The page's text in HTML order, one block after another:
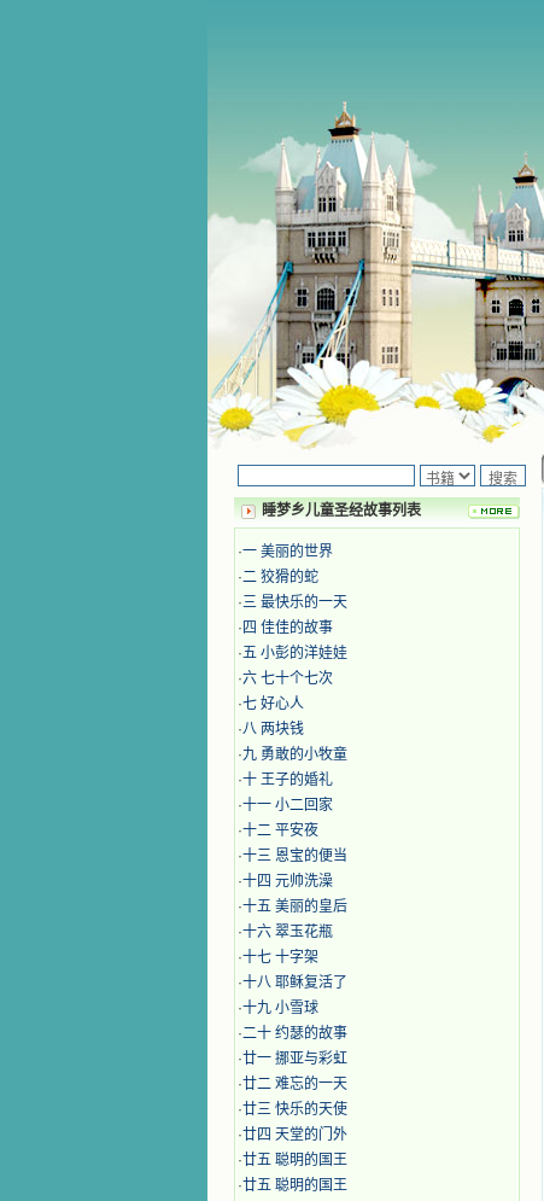
睡梦乡儿童圣经故事列表
·一 美丽的世界
·二 狡猾的蛇
·三 最快乐的一天
· 四 佳佳的故事
·五 小彭的洋娃娃
·六 七十个七次
·七 好心人
·八 两块钱
·九 勇敢的小牧童
·十 王子的婚礼
·十一 小二回家
·十二 平安夜
·十三 恩宝的便当
·十四 元帅洗澡
·十五 美丽的皇后
·十六 翠玉花瓶
·十七 十字架
·十八 耶稣复活了
·十九 小雪球
·二十 约瑟的故事
·廿一 挪亚与彩虹
·廿二 难忘的一天
·廿三 快乐的天使
·廿四 天堂的门外
·廿五 聪明的国王
·廿五 聪明的国王